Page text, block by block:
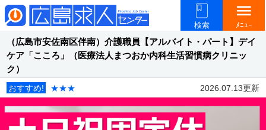
検索
menu
ﾒﾆｭｰ
（広島市安佐南区伴南）介護職員【アルバイト・パート】デイ
ケア「こころ」（医療法人まつおか内科生活習慣病クリニッ
ク）
おすすめ! ★★★ 2026.07.13更新